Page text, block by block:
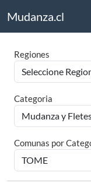
Mudanza.cl
Regiones
Categoria
Comunas por